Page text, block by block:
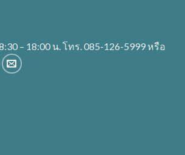
– 18:00 น. โทร. 085-126-5999 หรือ